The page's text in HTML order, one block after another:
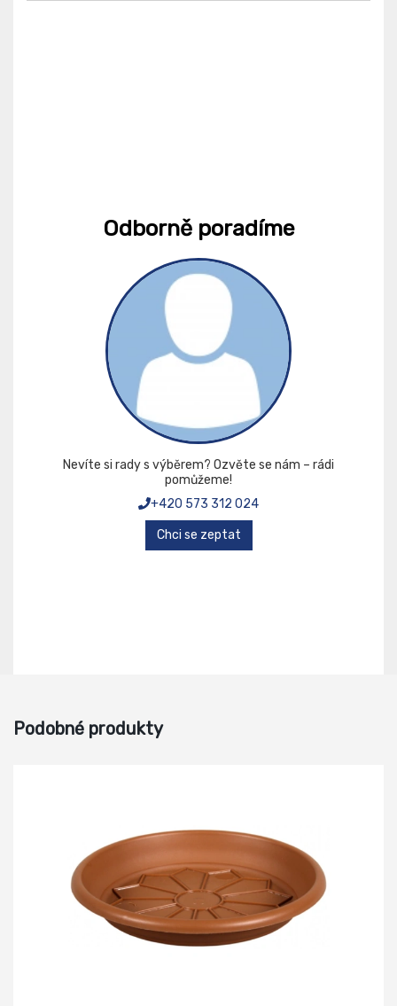
Odborně poradíme
Nevíte si rady s výběrem? Ozvěte se nám – rádi
pomůžeme!
+420 573 312 024
Chci se zeptat
Podobné produkty